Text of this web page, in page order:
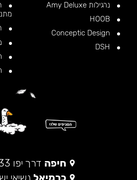
נרגילות Amy Deluxe
חיפה דרך יפו 33
כרמיאל נשיאי